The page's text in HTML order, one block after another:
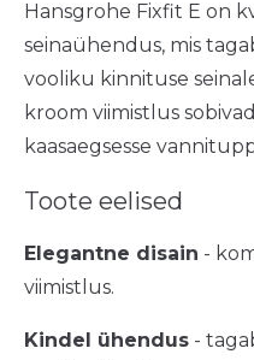
Hansgrohe Fixfit E on
seinaühendus, mis
vooliku kinnituse
kroom viimistlus
kaasaegsesse
Toote eelised
Elegantne disain -
viimistlus.
Kindel ühendus -